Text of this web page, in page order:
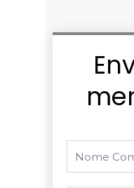
completo